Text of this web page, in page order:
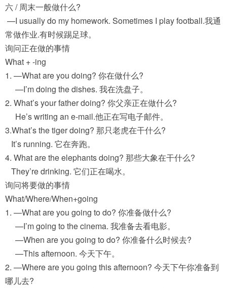
六 / 周末一般做什么?
—I usually do my homework. Sometimes I play football.我通
常做作业.有时候踢足球。
询问正在做的事情
What + -ing
1. —What are you doing? 你在做什么?
—I’m doing the dishes. 我在洗盘子。
2. What’s your father doing? 你父亲正在做什么?
He’s writing an e-mail.他正在写电子邮件。
3.What’s the tiger doing? 那只老虎在干什么?
It’s running. 它在奔跑。
4. What are the elephants doing? 那些大象在干什么?
They’re drinking. 它们正在喝水。
询问将要做的事情
What/Where/When+going
1. —What are you going to do? 你准备做什么?
—I’m going to the cinema. 我准备去看电影。
—When are you going to do? 你准备什么时候去?
—This afternoon. 今天下午。
2. —Where are you going this afternoon? 今天下午你准备到
哪儿去?